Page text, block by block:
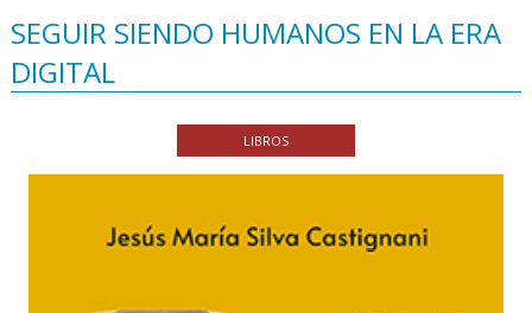
SEGUIR SIENDO HUMANOS EN LA ERA
DIGITAL
LIBROS